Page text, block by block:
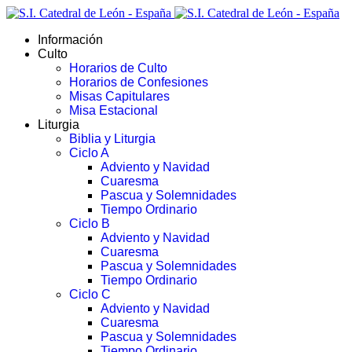
Información
Culto
Horarios de Culto
Horarios de Confesiones
Misas Capitulares
Misa Estacional
Liturgia
Biblia y Liturgia
Ciclo A
Adviento y Navidad
Cuaresma
Pascua y Solemnidades
Tiempo Ordinario
Ciclo B
Adviento y Navidad
Cuaresma
Pascua y Solemnidades
Tiempo Ordinario
Ciclo C
Adviento y Navidad
Cuaresma
Pascua y Solemnidades